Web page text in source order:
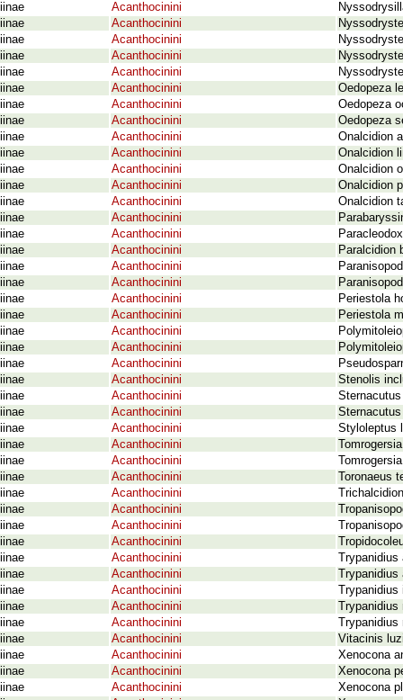
Acanthocinini
Acanthocinini
Acanthocinini
Acanthocinini
Acanthocinini
Acanthocinini
Oedopeza
Acanthocinini
Oedopeza
Acanthocinini
Oedopeza
Acanthocinini
Onalcidion
Acanthocinini
Onalcidion
Acanthocinini
Onalcidion
Acanthocinini
Onalcidion
Acanthocinini
Onalcidion
Acanthocinini
Acanthocinini
Acanthocinini
Paralcidion
Acanthocinini
Acanthocinini
Acanthocinini
Periestola
Acanthocinini
Periestola
Acanthocinini
Acanthocinini
Acanthocinini
Acanthocinini
Stenolis
Acanthocinini
Acanthocinini
Acanthocinini
Styloleptus
Acanthocinini
Acanthocinini
Acanthocinini
Toronaeus
Acanthocinini
Acanthocinini
Acanthocinini
Acanthocinini
Acanthocinini
Acanthocinini
Acanthocinini
Acanthocinini
Acanthocinini
Acanthocinini
Vitacinis
Acanthocinini
Xenocona
Acanthocinini
Xenocona
Acanthocinini
Xenocona